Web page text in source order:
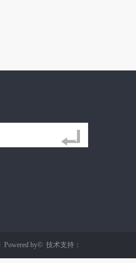
Powered by© 技术支持：